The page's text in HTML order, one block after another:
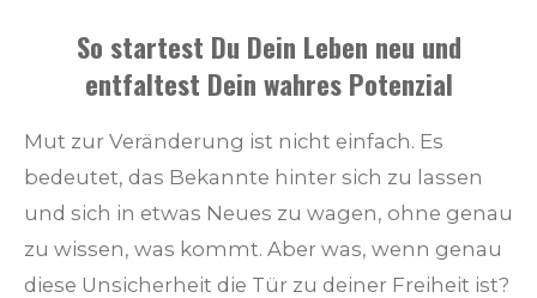
So startest Du Dein Leben neu und
entfaltest Dein wahres Potenzial
Mut zur Veränderung ist nicht einfach. Es
bedeutet, das Bekannte hinter sich zu lassen
und sich in etwas Neues zu wagen, ohne genau
zu wissen, was kommt. Aber was, wenn genau
diese Unsicherheit die Tür zu deiner Freiheit ist?